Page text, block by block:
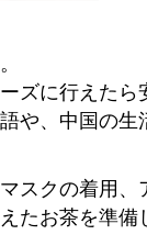
ズに行えたら
や、中国の生
スクの着用
たお茶を準